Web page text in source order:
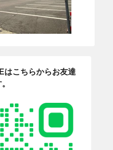
はこちらからお友達